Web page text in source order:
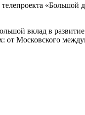
«Большой
вклад в
от Московского